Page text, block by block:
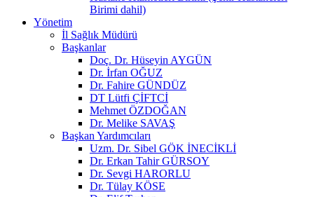
Birimi dahil)
Yönetim
İl Sağlık Müdürü
Başkanlar
Doç. Dr. Hüseyin AYGÜN
Dr. İrfan OĞUZ
Dr. Fahire GÜNDÜZ
DT Lütfi ÇİFTCİ
Mehmet ÖZDOĞAN
Dr. Melike SAVAŞ
Başkan Yardımcıları
Uzm. Dr. Sibel GÖK İNECİKLİ
Dr. Erkan Tahir GÜRSOY
Dr. Sevgi HARORLU
Dr. Tülay KÖSE